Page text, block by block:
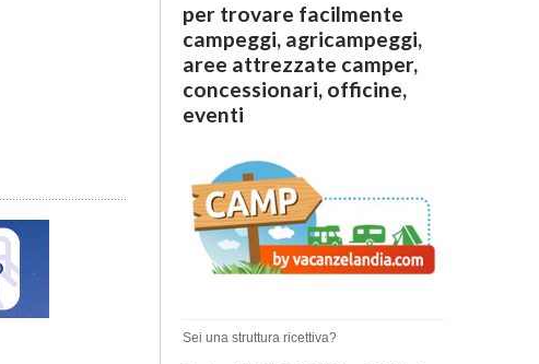
per trovare facilmente
campeggi, agricampeggi,
aree attrezzate camper,
concessionari, officine,
eventi
Sei una struttura ricettiva?